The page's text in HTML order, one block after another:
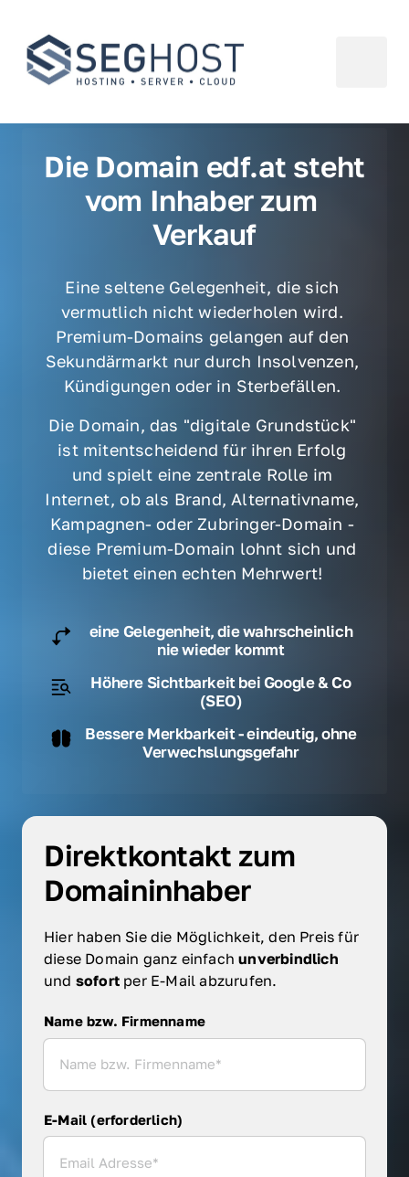
Die Domain edf.at steht
vom Inhaber zum
Verkauf
Eine seltene Gelegenheit, die sich
vermutlich nicht wiederholen wird.
Premium-Domains gelangen auf den
Sekundärmarkt nur durch Insolvenzen,
Kündigungen oder in Sterbefällen.
Die Domain, das "digitale Grundstück"
ist mitentscheidend für ihren Erfolg
und spielt eine zentrale Rolle im
Internet, ob als Brand, Alternativname,
Kampagnen- oder Zubringer-Domain -
diese Premium-Domain lohnt sich und
bietet einen echten Mehrwert!
eine Gelegenheit, die wahrscheinlich
nie wieder kommt
Höhere Sichtbarkeit bei Google & Co
(SEO)
Bessere Merkbarkeit - eindeutig, ohne
Verwechslungsgefahr
Direktkontakt zum
Domaininhaber
Hier haben Sie die Möglichkeit, den Preis für
diese Domain ganz einfach
und sofort per E-Mail abzurufen.
Name bzw. Firmenname
Name bzw. Firmenname
E-Mail (erforderlich)